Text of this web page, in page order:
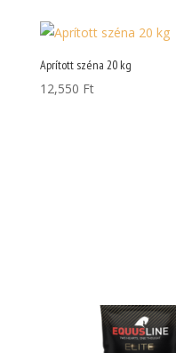
Aprított széna 20 kg
12,550 Ft